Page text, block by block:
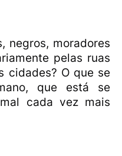
negros, moradores
pelas ruas
cidades? O que se
que está se
cada vez mais